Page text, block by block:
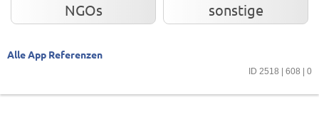
NGOs sonstige
Alle App Referenzen
ID 2518 | 608 | 0